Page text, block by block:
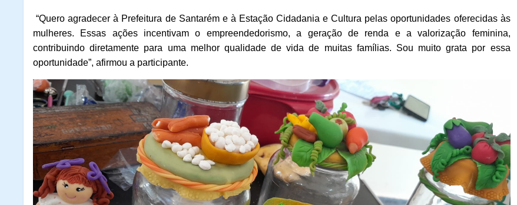
“Quero agradecer à Prefeitura de Santarém e à Estação Cidadania e Cultura pelas oportunidades oferecidas às
mulheres. Essas ações incentivam o empreendedorismo, a geração de renda e a valorização feminina,
contribuindo diretamente para uma melhor qualidade de vida de muitas famílias. Sou muito grata por essa
oportunidade”, afirmou a participante.